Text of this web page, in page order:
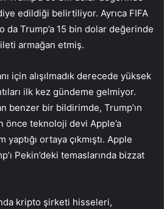
edildiği belirtiliyor. Ayrıca FIFA
da Trump’a 15 bin dolar değerinde
armağan etmiş.
için alışılmadık derecede yüksek
ilk kez gündeme gelmiyor.
benzer bir bildirimde, Trump’ın
önce teknoloji devi Apple’a
yaptığı ortaya çıkmıştı. Apple
Pekin’deki temaslarında bizzat
kripto şirketi hisseleri,